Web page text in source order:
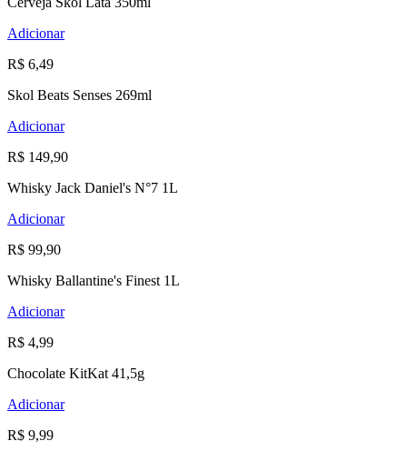
Adicionar
R$ 6,49
Skol Beats Senses 269ml
Adicionar
R$ 149,90
Whisky Jack Daniel's N°7 1L
Adicionar
R$ 99,90
Whisky Ballantine's Finest 1L
Adicionar
R$ 4,99
Chocolate KitKat 41,5g
Adicionar
R$ 9,99